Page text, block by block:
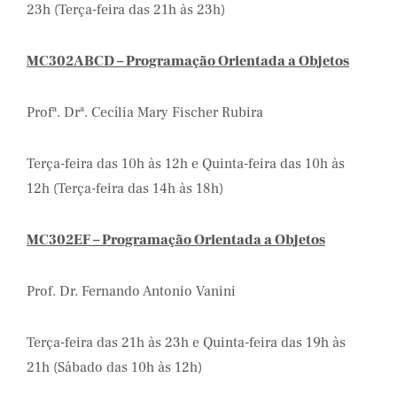
23h (Terça-feira das 21h às 23h)
MC302ABCD – Programação Orientada a Objetos
Profª. Drª. Cecília Mary Fischer Rubira
Terça-feira das 10h às 12h e Quinta-feira das 10h às
12h (Terça-feira das 14h às 18h)
MC302EF – Programação Orientada a Objetos
Prof. Dr. Fernando Antonio Vanini
Terça-feira das 21h às 23h e Quinta-feira das 19h às
21h (Sábado das 10h às 12h)